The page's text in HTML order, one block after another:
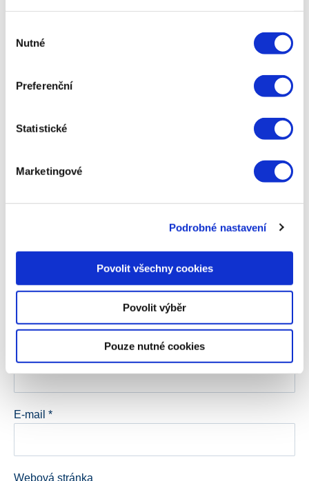
souhlasu
Nutné
Preferenční
Statistické
Marketingové
Podrobné nastavení
Povolit všechny cookies
Povolit výběr
Pouze nutné cookies
Napsat komentář
informace jsou označeny
Komentář*
E-mail *
Webová stránka